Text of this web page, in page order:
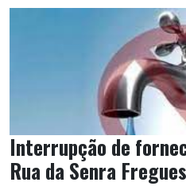
Interrupção de
Rua da Senra